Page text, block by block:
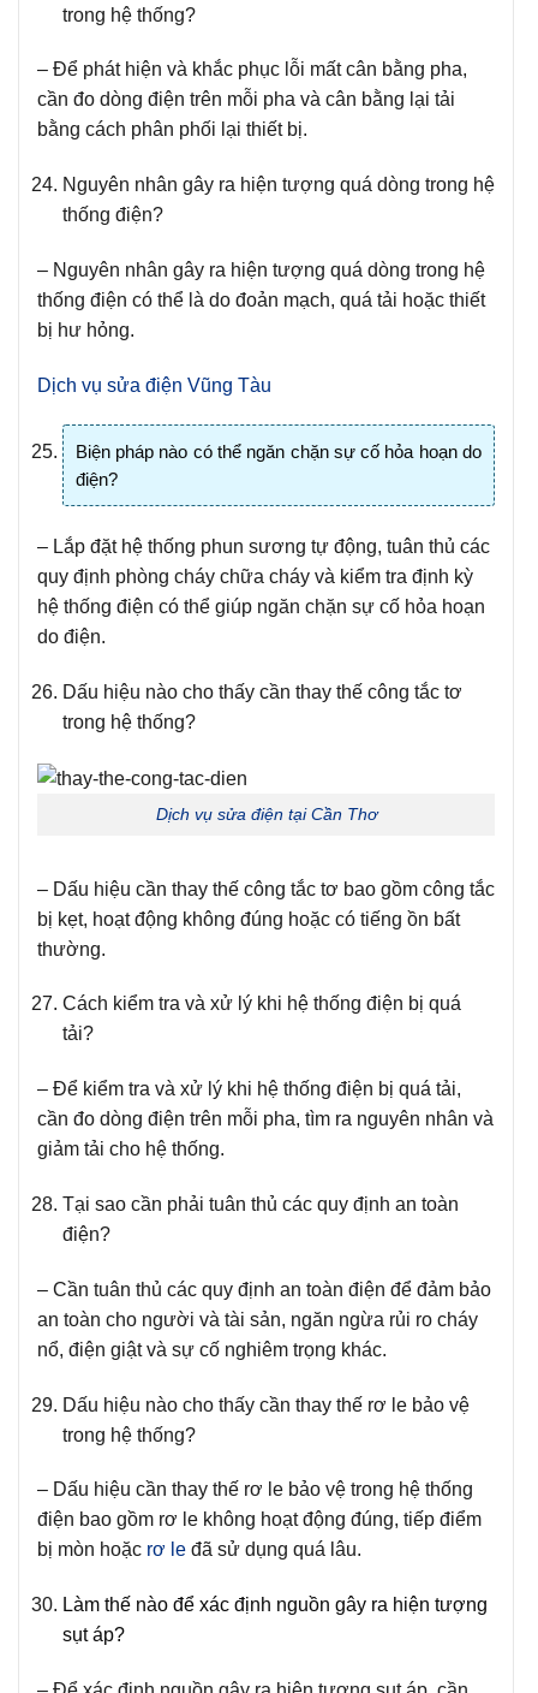
trong hệ thống?
– Để phát hiện và khắc phục lỗi mất cân bằng pha,
cần đo dòng điện trên mỗi pha và cân bằng lại tải
bằng cách phân phối lại thiết bị.
Nguyên nhân gây ra hiện tượng quá dòng trong hệ
thống điện?
– Nguyên nhân gây ra hiện tượng quá dòng trong hệ
thống điện có thể là do đoản mạch, quá tải hoặc thiết
bị hư hỏng.
Dịch vụ sửa điện Vũng Tàu
Biện pháp nào có thể ngăn chặn sự cố hỏa hoạn do
điện?
– Lắp đặt hệ thống phun sương tự động, tuân thủ các
quy định phòng cháy chữa cháy và kiểm tra định kỳ
hệ thống điện có thể giúp ngăn chặn sự cố hỏa hoạn
do điện.
Dấu hiệu nào cho thấy cần thay thế công tắc tơ
trong hệ thống?
Dịch vụ sửa điện tại Cần Thơ
– Dấu hiệu cần thay thế công tắc tơ bao gồm công tắc
bị kẹt, hoạt động không đúng hoặc có tiếng ồn bất
thường.
Cách kiểm tra và xử lý khi hệ thống điện bị quá
tải?
– Để kiểm tra và xử lý khi hệ thống điện bị quá tải,
cần đo dòng điện trên mỗi pha, tìm ra nguyên nhân và
giảm tải cho hệ thống.
Tại sao cần phải tuân thủ các quy định an toàn
điện?
– Cần tuân thủ các quy định an toàn điện để đảm bảo
an toàn cho người và tài sản, ngăn ngừa rủi ro cháy
nổ, điện giật và sự cố nghiêm trọng khác.
Dấu hiệu nào cho thấy cần thay thế rơ le bảo vệ
trong hệ thống?
– Dấu hiệu cần thay thế rơ le bảo vệ trong hệ thống
điện bao gồm rơ le không hoạt động đúng, tiếp điểm
bị mòn hoặc rơ le đã sử dụng quá lâu.
Làm thế nào để xác định nguồn gây ra hiện tượng
sụt áp?